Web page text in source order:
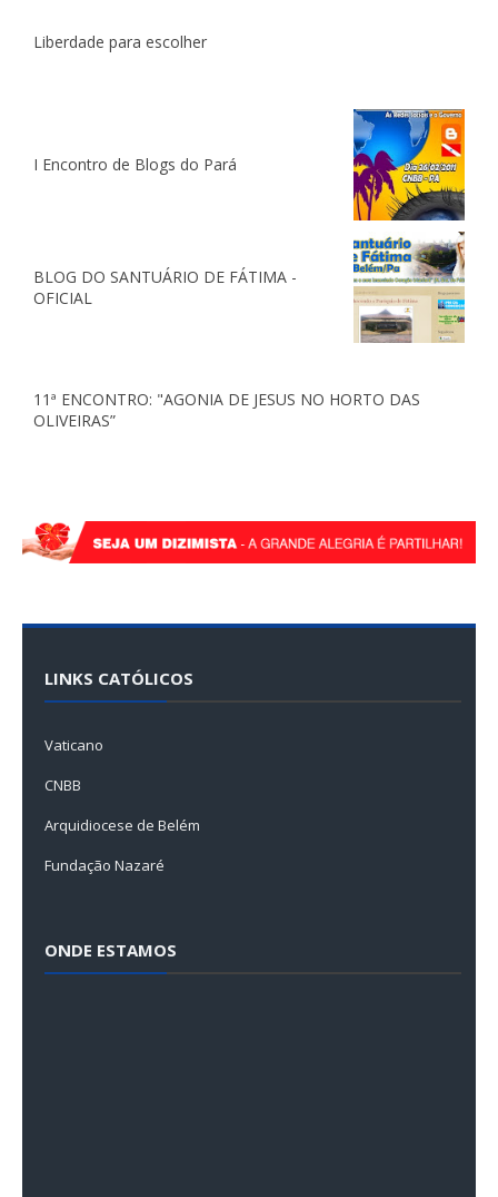
Liberdade para escolher
I Encontro de Blogs do Pará
BLOG DO SANTUÁRIO DE FÁTIMA -
OFICIAL
11ª ENCONTRO: "AGONIA DE JESUS NO HORTO DAS
OLIVEIRAS”
LINKS CATÓLICOS
Vaticano
CNBB
Arquidiocese de Belém
Fundação Nazaré
ONDE ESTAMOS